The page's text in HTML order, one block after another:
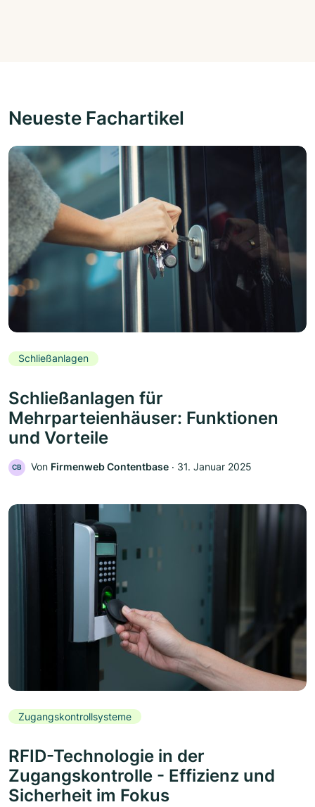
Neueste Fachartikel
Schließanlagen
Schließanlagen für
Mehrparteienhäuser: Funktionen
und Vorteile
CB Von Firmenweb Contentbase ‧ 31. Januar 2025
Zugangskontrollsysteme
RFID-Technologie in der
Zugangskontrolle - Effizienz und
Sicherheit im Fokus